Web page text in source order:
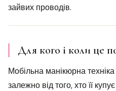
зайвих проводів.
Для кого і коли це
Мобільна манікюрна
залежно від того, хто її